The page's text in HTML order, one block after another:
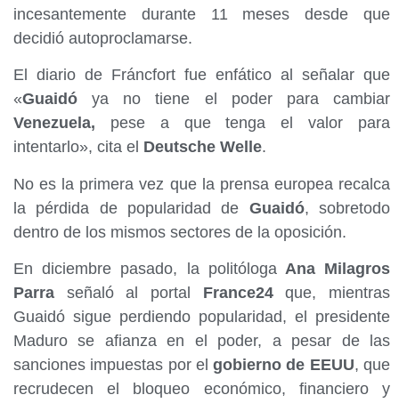
incesantemente durante 11 meses desde que
decidió autoproclamarse.
El diario de Fráncfort fue enfático al señalar que
«Guaidó ya no tiene el poder para cambiar
Venezuela, pese a que tenga el valor para
intentarlo», cita el Deutsche Welle.
No es la primera vez que la prensa europea recalca
la pérdida de popularidad de Guaidó, sobretodo
dentro de los mismos sectores de la oposición.
En diciembre pasado, la politólogaAna Milagros
Parra señaló al portal France24que, mientras
Guaidó sigue perdiendo popularidad, el presidente
Maduro se afianza en el poder, a pesar de las
sanciones impuestas por elgobierno de EEUU, que
recrudecen el bloqueo económico, financiero y